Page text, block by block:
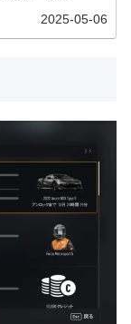
2025-05-06